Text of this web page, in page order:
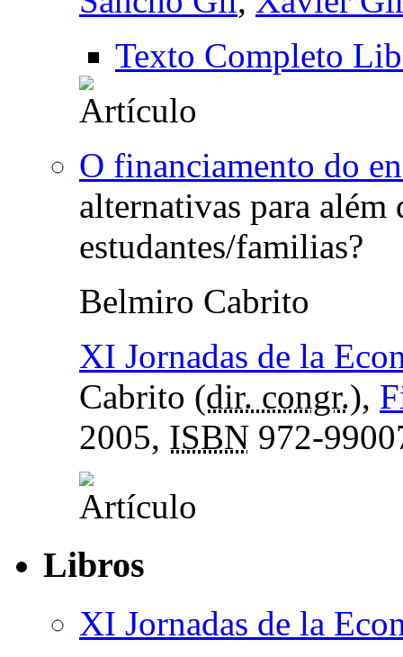
Texto Completo
O financiamento do
alternativas para além
estudantes/familias?
Belmiro Cabrito
XI Jornadas de la
Cabrito (dir. congr.),
2005, ISBN 972-
Libros
XI Jornadas de la